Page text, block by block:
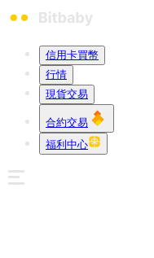
信用卡買幣
行情
現貨交易
合約交易
福利中心